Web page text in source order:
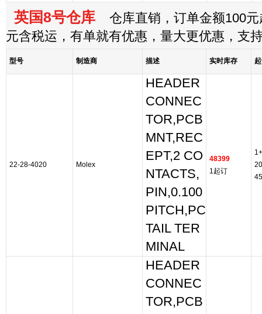
英国8号仓库 仓库直销，订单金额100元
元含税运，有单就有优惠，量大更优惠，支
型号 制造商 描述 实时库存
22-28-4020 Molex
HEADER
CONNEC
TOR,PCB
MNT,REC
EPT,2 CO
NTACTS,
PIN,0.100
PITCH,PC
TAIL TER
MINAL
48399
1起订
1+
HEADER
CONNEC
TOR,PCB